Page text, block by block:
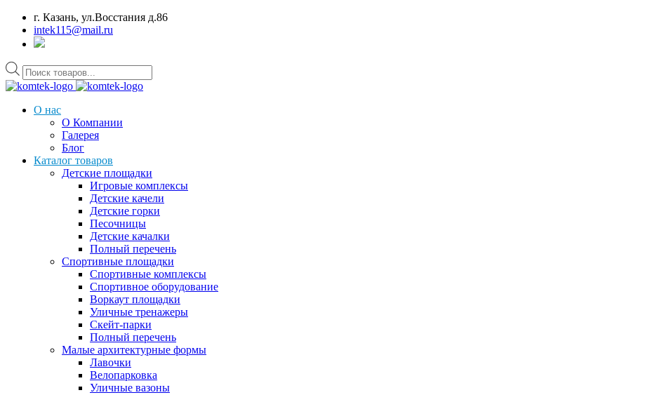
г. Казань, ул.Восстания д.86
intek115@mail.ru
Поиск
товаров
О нас
О Компании
Галерея
Блог
Каталог товаров
Детские площадки
Игровые комплексы
Детские качели
Детские горки
Песочницы
Детские качалки
Полный перечень
Спортивные площадки
Спортивные комплексы
Спортивное оборудование
Воркаут площадки
Уличные тренажеры
Скейт-парки
Полный перечень
Малые архитектурные формы
Лавочки
Велопарковка
Уличные вазоны